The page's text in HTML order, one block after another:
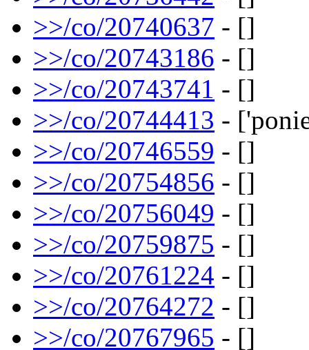
>>/co/20740637 - []
>>/co/20743186 - []
>>/co/20743741 - []
>>/co/20744413 -
>>/co/20746559 - []
>>/co/20754856 - []
>>/co/20756049 - []
>>/co/20759875 - []
>>/co/20761224 - []
>>/co/20764272 - []
>>/co/20767965 - []